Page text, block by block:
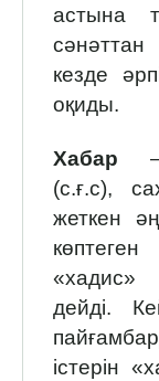
астына
кезде
оқиды.
Хабар –
(с.ғ.с),
жеткен
«хадис»
дейді.
істерін